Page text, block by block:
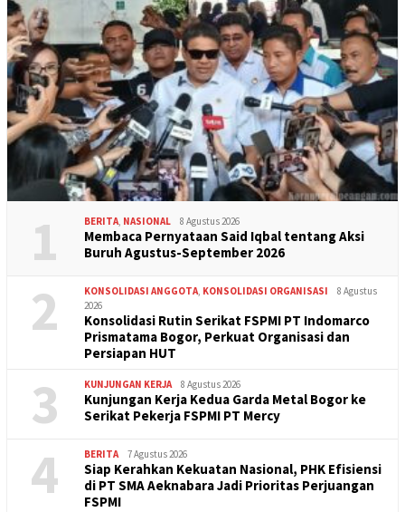
1 BERITA, NASIONAL 8 Agustus 2026
Membaca Pernyataan Said Iqbal tentang Aksi
Buruh Agustus-September 2026
2 KONSOLIDASI ANGGOTA, KONSOLIDASI ORGANISASI
8 Agustus
2026
Konsolidasi Rutin Serikat FSPMI PT Indomarco
Prismatama Bogor, Perkuat Organisasi dan
Persiapan HUT
3 KUNJUNGAN KERJA 8 Agustus 2026
Kunjungan Kerja Kedua Garda Metal Bogor ke
Serikat Pekerja FSPMI PT Mercy
4 BERITA 7 Agustus 2026
Siap Kerahkan Kekuatan Nasional, PHK Efisiensi
di PT SMA Aeknabara Jadi Prioritas Perjuangan
FSPMI